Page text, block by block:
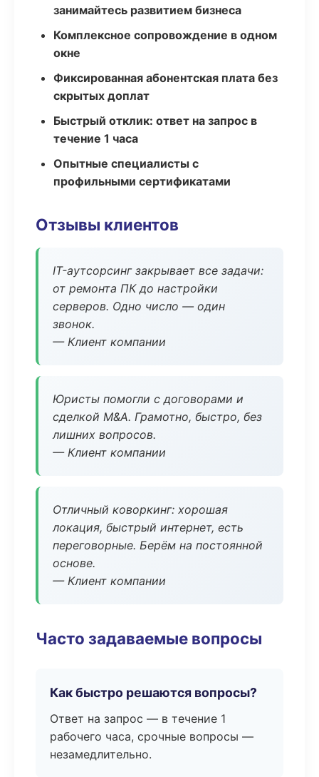
занимайтесь развитием бизнеса
Комплексное сопровождение в одном
окне
Фиксированная абонентская плата без
скрытых доплат
Быстрый отклик: ответ на запрос в
течение 1 часа
Опытные специалисты с
профильными сертификатами
Отзывы клиентов
IT-аутсорсинг закрывает все задачи:
от ремонта ПК до настройки
серверов. Одно число — один
звонок.
— Клиент компании
Юристы помогли с договорами и
сделкой M&A. Грамотно, быстро, без
лишних вопросов.
— Клиент компании
Отличный коворкинг: хорошая
локация, быстрый интернет, есть
переговорные. Берём на постоянной
основе.
— Клиент компании
Часто задаваемые вопросы
Как быстро решаются вопросы?
Ответ на запрос — в течение 1
рабочего часа, срочные вопросы —
незамедлительно.